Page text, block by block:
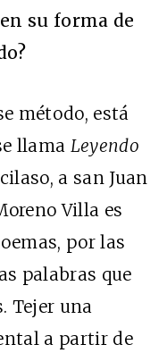
su forma de
método, está
llama Leyendo
a san Juan
Villa es
por las
palabras que
Tejer una
a partir de